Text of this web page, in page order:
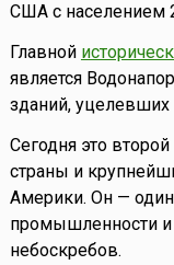
США с населением
Главной
является
зданий, уцелевших
Сегодня это
страны и
Америки. Он —
промышленности и
небоскребов.